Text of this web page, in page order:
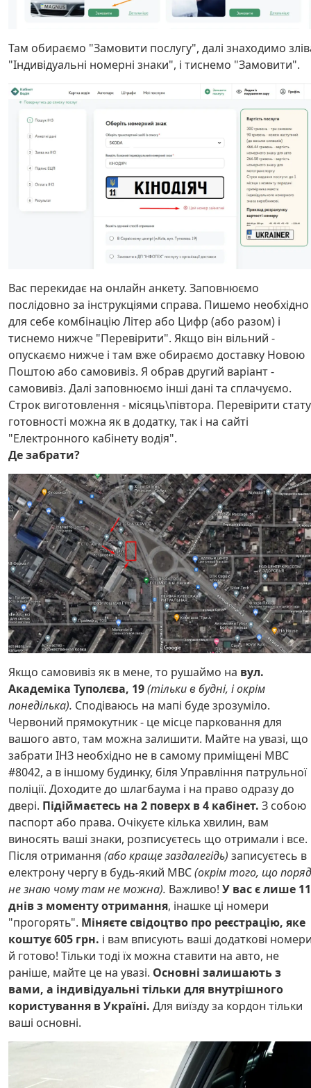
Там обираємо "Замовити послугу", далі знаходимо
"Індивідуальні номерні знаки", і тиснемо "Замовити".
Вас перекидає на онлайн анкету. Заповнюємо
послідовно за інструкціями справа. Пишемо необхідно
для себе комбінацію Літер або Цифр (або разом) і
тиснемо нижче "Перевірити". Якщо він вільний -
опускаємо нижче і там вже обираємо доставку Новою
Поштою або самовивіз. Я обрав другий варіант -
самовивіз. Далі заповнюємо інші дані та сплачуємо.
Строк виготовлення - місяць\півтора. Перевірити
готовності можна як в додатку, так і на сайті
"Електронного кабінету водія".
Де забрати?
Якщо самовивіз як в мене, то рушаймо на вул.
Академіка Туполєва, 19(тільки в будні, і окрім
понеділька). Сподіваюсь на мапі буде зрозуміло.
Червоний прямокутник - це місце парковання для
вашого авто, там можна залишити. Майте на увазі, що
забрати ІНЗ необхідно не в самому приміщені МВС
#8042, а в іншому будинку, біля Управління патрульної
поліції. Доходите до шлагбаума і на право одразу до
двері. Підіймаєтесь на 2 поверх в 4 кабінет. З собою
паспорт або права. Очікуєте кілька хвилин, вам
виносять ваші знаки, розписуєтесь що отримали і все.
Після отримання (або краще заздалегідь) записуєтесь в
електрону чергу в будь-який МВС(окрім того, що
не знаю чому там не можна). Важливо! У вас є лише 11
днів з моменту отримання, інашке ці номери
"прогорять". Міняєте свідоцтво про реєстрацію, яке
коштує 605 грн. і вам вписують ваші додаткові
й готово! Тільки тоді їх можна ставити на авто, не
раніше, майте це на увазі. Основні залишають з
вами, а індивідуальні тільки для внутрішного
користування в Україні. Для виїзду за кордон тільки
ваші основні.